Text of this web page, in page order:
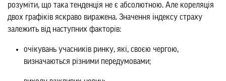
розуміти, що така тенденція не є абсолютною. Але кореляція
двох графіків яскраво виражена. Значення індексу страху
залежить від наступних факторів:
очікувань учасників ринку, які, своєю чергою,
визначаються різними передумовами;